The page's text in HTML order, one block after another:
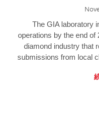
The GIA laboratory
operations by the end of
diamond industry that
submissions from local